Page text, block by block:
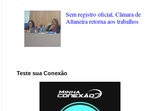
Sem registro oficial, Câmara de
Altaneira retorna aos trabalhos
Teste sua Conexão